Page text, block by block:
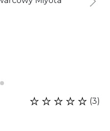
(3)